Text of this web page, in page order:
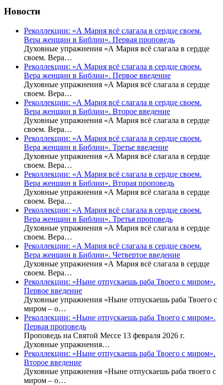
Новости
Реколлекции: «А Мария всё слагала в сердце своем.
Вера женщин в Библии». Первая проповедь
Духовные упражнения «А Мария всё слагала в сердце
своем. Вера…
Реколлекции: «А Мария всё слагала в сердце своем.
Вера женщин в Библии». Первое введение
Духовные упражнения «А Мария всё слагала в сердце
своем. Вера…
Реколлекции: «А Мария всё слагала в сердце своем.
Вера женщин в Библии». Второе введение
Духовные упражнения «А Мария всё слагала в сердце
своем. Вера…
Реколлекции: «А Мария всё слагала в сердце своем.
Вера женщин в Библии». Третье введение
Духовные упражнения «А Мария всё слагала в сердце
своем. Вера…
Реколлекции: «А Мария всё слагала в сердце своем.
Вера женщин в Библии». Вторая проповедь
Духовные упражнения «А Мария всё слагала в сердце
своем. Вера…
Реколлекции: «А Мария всё слагала в сердце своем.
Вера женщин в Библии». Третья проповедь
Духовные упражнения «А Мария всё слагала в сердце
своем. Вера…
Реколлекции: «А Мария всё слагала в сердце своем.
Вера женщин в Библии». Четвертое введение
Духовные упражнения «А Мария всё слагала в сердце
своем. Вера…
Реколлекции: «Ныне отпускаешь раба Твоего с миром».
Первое введение
Духовные упражнения «Ныне отпускаешь раба Твоего с
миром – о…
Реколлекции: «Ныне отпускаешь раба Твоего с миром».
Первая проповедь
Проповедь на Святой Мессе 13 февраля 2026 г.
Духовные упражнения…
Реколлекции: «Ныне отпускаешь раба Твоего с миром».
Второе введение
Духовные упражнения «Ныне отпускаешь раба твоего с
миром – о…